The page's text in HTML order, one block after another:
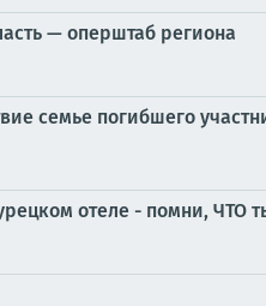
— оперштаб региона
семье погибшего
отеле - помни, ЧТО